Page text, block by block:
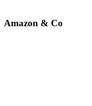
Amazon & Co